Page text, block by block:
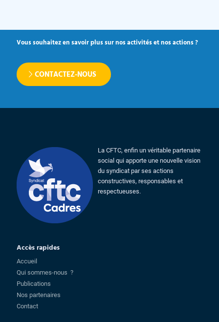
Vous souhaitez en savoir plus sur nos activités et nos actions ?
CONTACTEZ-NOUS
La CFTC, enfin un véritable partenaire
social qui apporte une nouvelle vision
du syndicat par ses actions
constructives, responsables et
respectueuses.
Accès rapides
Accueil
Qui sommes-nous ?
Publications
Nos partenaires
Contact